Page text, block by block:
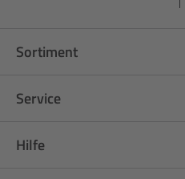
Sortiment
Service
Hilfe